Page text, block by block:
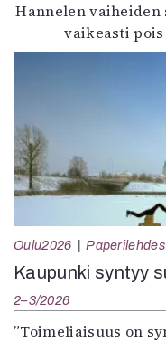
Hannelen
vaikeasti
Oulu2026
Kaupunki syntyy
2–3/2026
”Toimeliaisuus on